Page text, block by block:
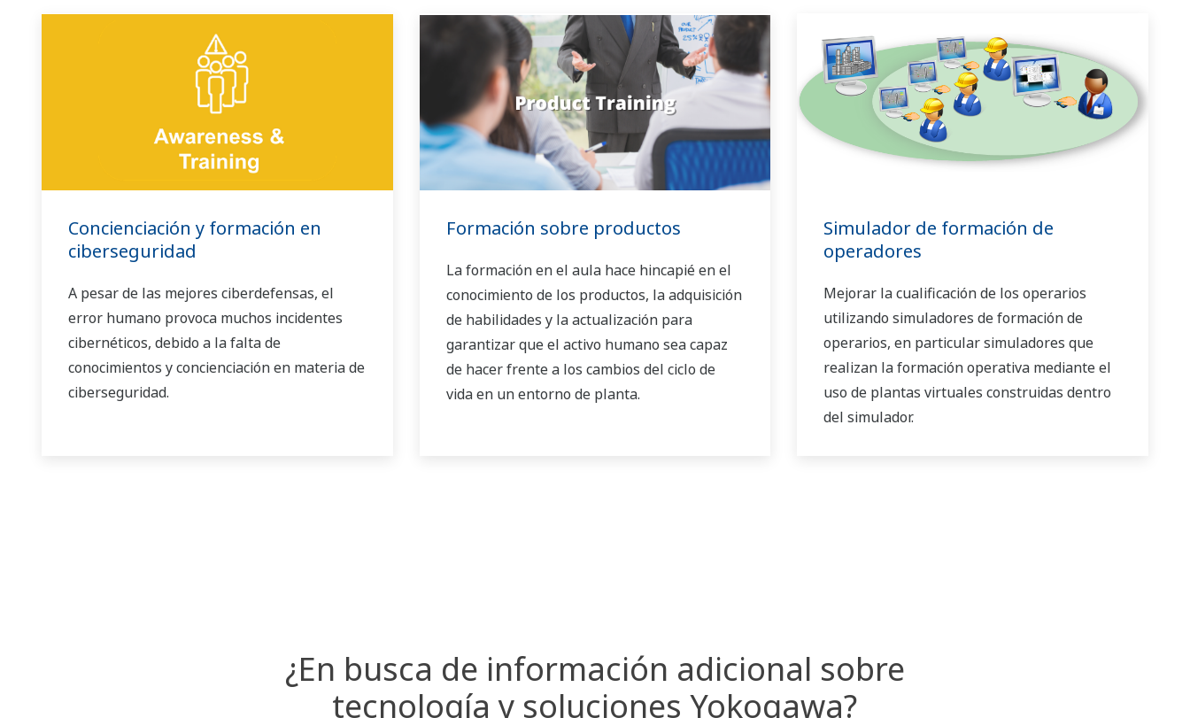
Concienciación y formación en
ciberseguridad
A pesar de las mejores ciberdefensas, el
error humano provoca muchos incidentes
cibernéticos, debido a la falta de
conocimientos y concienciación en materia de
ciberseguridad.
Formación sobre productos
La formación en el aula hace hincapié en el
conocimiento de los productos, la adquisición
de habilidades y la actualización para
garantizar que el activo humano sea capaz
de hacer frente a los cambios del ciclo de
vida en un entorno de planta.
Simulador de formación de
operadores
Mejorar la cualificación de los operarios
utilizando simuladores de formación de
operarios, en particular simuladores que
realizan la formación operativa mediante el
uso de plantas virtuales construidas dentro
del simulador.
¿En busca de información adicional sobre
tecnología y soluciones Yokogawa?